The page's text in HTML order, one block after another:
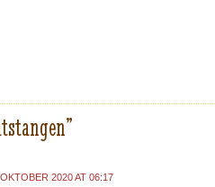
”
2020 AT 06:17